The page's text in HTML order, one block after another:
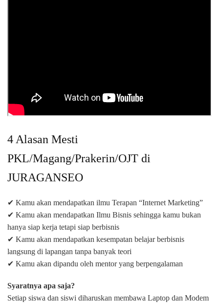
4 Alasan Mesti
PKL/Magang/Prakerin/OJT di
JURAGANSEO
✔ Kamu akan mendapatkan ilmu Terapan “Internet Marketing”
✔ Kamu akan mendapatkan Ilmu Bisnis sehingga kamu bukan
hanya siap kerja tetapi siap berbisnis
✔ Kamu akan mendapatkan kesempatan belajar berbisnis
langsung di lapangan tanpa banyak teori
✔ Kamu akan dipandu oleh mentor yang berpengalaman
Syaratnya apa saja?
Setiap siswa dan siswi diharuskan membawa Laptop dan Modem